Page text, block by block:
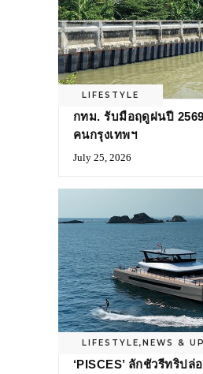
LIFESTYLE
กทม. รับมือฤดูฝนปี 2569
คนกรุงเทพฯ
July 25, 2026
LIFESTYLE,NEWS &
‘PISCES’ ลักชัวรีทริปล่